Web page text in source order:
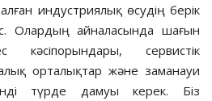
индустриялық өсудің берік
Олардың айналасында шағын
сервистік
орталықтар және заманауи
түрде дамуы керек. Біз